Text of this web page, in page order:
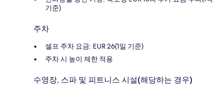
기준)
주차
셀프 주차 요금: EUR 26(1일 기준)
주차 시 높이 제한 적용
수영장, 스파 및 피트니스 시설(해당하는 경우)